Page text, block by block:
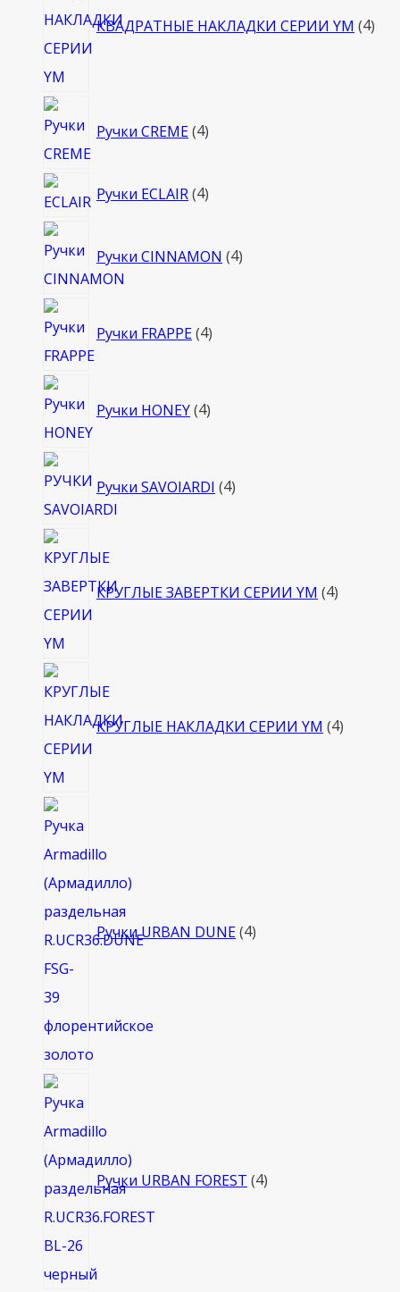
КВАДРАТНЫЕ НАКЛАДКИ СЕРИИ YM 4
Ручки CREME 4товара
Ручки ECLAIR 44
Ручки CINNAMON 4товара
Ручки FRAPPE 4товара
Ручки HONEY 4товара
Ручки SAVOIARDI 4товара
КРУГЛЫЕ ЗАВЕРТКИ СЕРИИ YM 4
КРУГЛЫЕ НАКЛАДКИ СЕРИИ YM 4
Ручки URBAN DUNE 4
Ручки URBAN FOREST 4